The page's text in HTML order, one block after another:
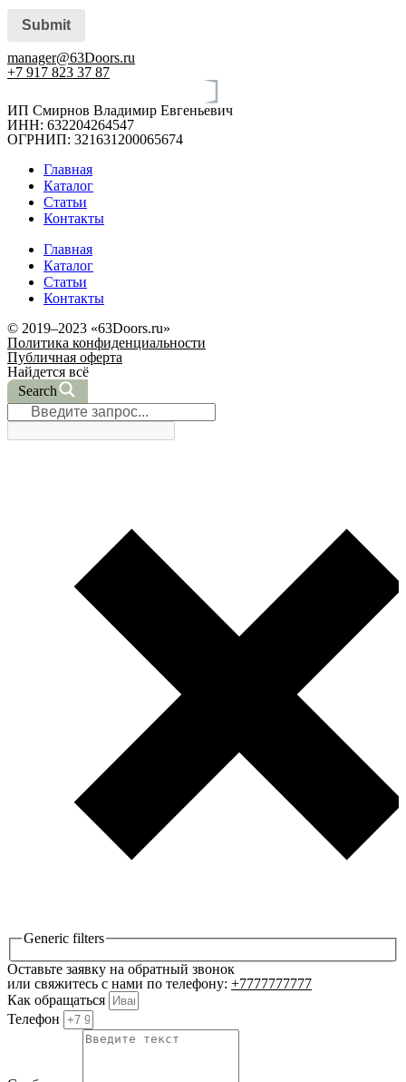
manager@63Doors.ru
+7 917 823 37 87
ИП Смирнов Владимир Евгеньевич
ИНН: 632204264547
ОГРНИП: 321631200065674
Главная
Каталог
Статьи
Контакты
Главная
Каталог
Статьи
Контакты
© 2019–2023 «63Doors.ru»
Политика конфиденциальности
Публичная оферта
Найдется всё
Search
Generic filters
Оставьте заявку на обратный звонок
или свяжитесь с нами по телефону: +7777777777
Как обращаться
Телефон